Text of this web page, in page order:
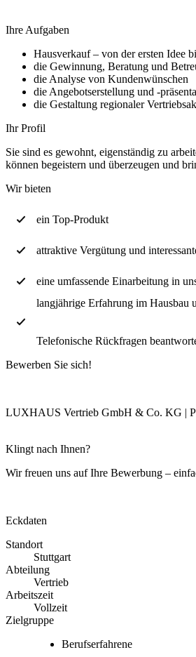
Ihre Aufgaben
Hausverkauf – von der ersten Idee
die Gewinnung, Beratung und
die Analyse von Kundenwünschen
die Angebotserstellung und -
die Gestaltung regionaler
Ihr Profil
Sie sind es gewohnt, eigenständig zu
können begeistern und überzeugen und
Wir bieten
ein Top-Produkt
attraktive Vergütung und
eine umfassende Einarbeitung in
langjährige Erfahrung im Hausbau
Telefonische Rückfragen
Bewerben Sie sich!
LUXHAUS Vertrieb GmbH & Co. KG |
Klingt nach Ihnen?
Wir freuen uns auf Ihre Bewerbung –
Eckdaten
Standort
Stuttgart
Abteilung
Vertrieb
Arbeitszeit
Vollzeit
Zielgruppe
Berufserfahrene